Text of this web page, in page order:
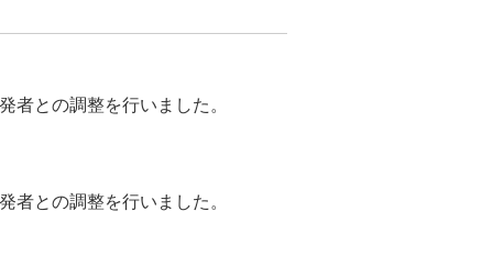
者との調整を行いました。
者との調整を行いました。